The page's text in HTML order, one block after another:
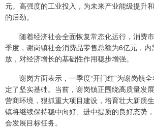
元。高强度的工业投入，为未来产业能级提升
的后劲。
随着经济社会全面恢复常态化运行，消费
季度，谢岗镇社会消费品零售总额为6亿元，
放，对经济增长的基础性作用稳步增强。
谢岗方面表示，一季度“开门红”为谢岗镇全
定了坚实基础。当前，谢岗镇正围绕高质量发
营商环境，狠抓重大项目建设，培育壮大新质
镇将继续保持稳中向好、进中提质的良好态势
会发展目标任务。